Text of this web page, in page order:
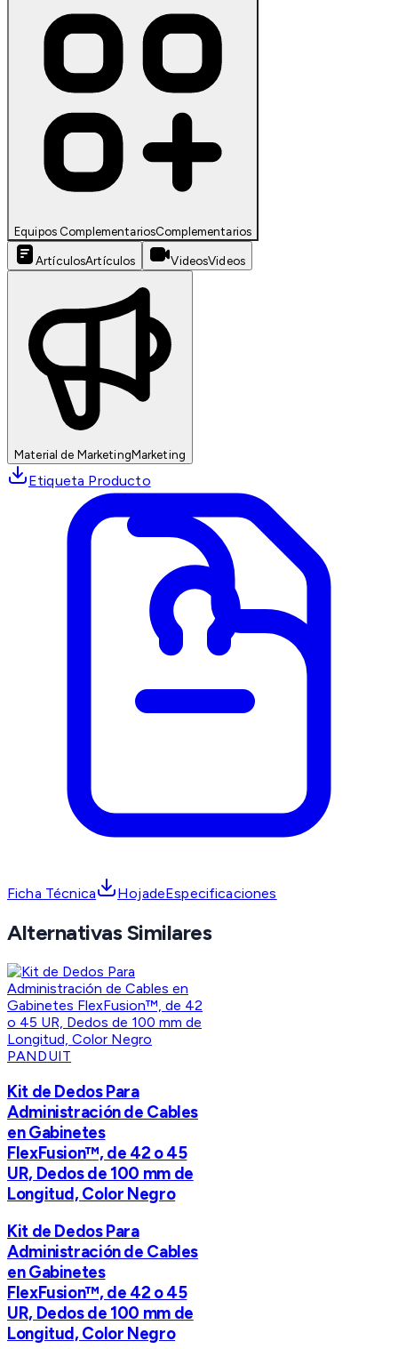
Equipos ComplementariosComplementarios
ArtículosArtículos VideosVideos
Material de MarketingMarketing
Etiqueta Producto
Ficha Técnica HojadeEspecificaciones
Alternativas Similares
PANDUIT
Kit de Dedos Para
Administración de Cables
en Gabinetes
FlexFusion™, de 42 o 45
UR, Dedos de 100 mm de
Longitud, Color Negro
Kit de Dedos Para
Administración de Cables
en Gabinetes
FlexFusion™, de 42 o 45
UR, Dedos de 100 mm de
Longitud, Color Negro